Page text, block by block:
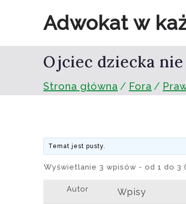
treści
Adwokat w
Ojciec dziecka
Strona główna Fora
Temat jest pusty.
Wyświetlanie 3 wpisów - od 1 do 3
Autor Wpisy